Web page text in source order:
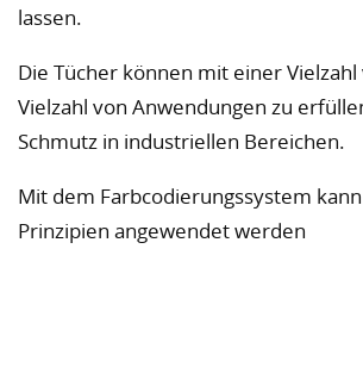
lassen.
Die Tücher können mit einer
Vielzahl von Anwendungen zu
Schmutz in industriellen Bereichen.
Mit dem Farbcodierungssystem
Prinzipien angewendet werden